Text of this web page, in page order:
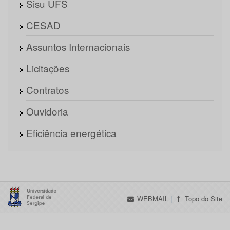
Sisu UFS
CESAD
Assuntos Internacionais
Licitações
Contratos
Ouvidoria
Eficiência energética
WEBMAIL | Topo do Site